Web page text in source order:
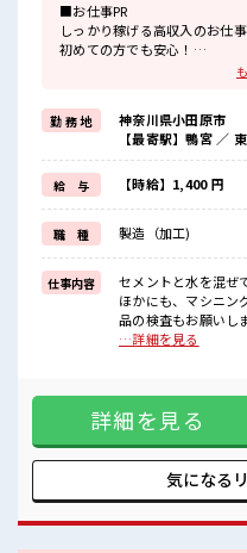
■お仕事PR
しっかり稼げる高収入のお仕事
初めての方でも安心！
担当がしっかりバックアップ
・製造業の工場勤務に興味があ
・高収入で働きたい方。
・担当者のサポートが必要な
≪稼ぎたい人向け≫
高収入を希望される方にオスス
残業は月20時間以上あります♪
≪機能的な制服アリ≫
制服があるので事前準備不要♪
■職場の雰囲気
《20代・30代のスタッフさん
メニュー豊富な社員食堂あり！
ドリンクサーバー無料♪
勤 務 地
神奈川県小田原市
【最寄駅】鴨宮 ／
給 与 【時給】1,400 円
職 種 製造（加工)
仕事内容
セメントと水を混ぜ
ほかにも、マシニン
品の検査もお願いします。 ■お仕事PR しっかり稼
のお仕事！ 初めての
必要な方。 ≪稼ぎた
スメ。 残業は月20
制服があるので事前準備不要♪ ■職場の雰
のスタッフさん活躍
ンクサーバー無料♪
ー・休憩室・喫煙所
…詳細を見る
詳細を見る
気になる